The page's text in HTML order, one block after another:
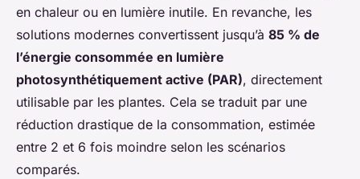
en chaleur ou en lumière inutile. En revanche, les
solutions modernes convertissent jusqu’à 85 % de
l’énergie consommée en lumière
photosynthétiquement active (PAR), directement
utilisable par les plantes. Cela se traduit par une
réduction drastique de la consommation, estimée
entre 2 et 6 fois moindre selon les scénarios
comparés.